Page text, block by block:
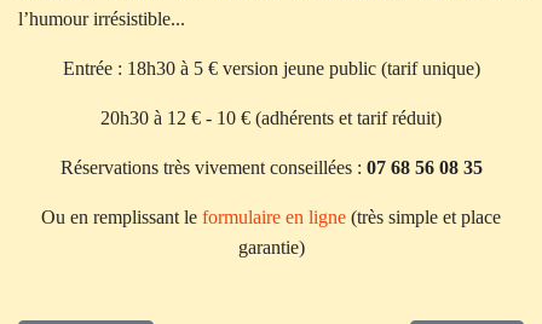
l’humour irrésistible...
Entrée : 18h30 à 5 € version jeune public (tarif unique)
20h30 à 12 € - 10 € (adhérents et tarif réduit)
Réservations très vivement conseillées : 07 68 56 08 35
Ou en remplissant le formulaire en ligne (très simple et place
garantie)